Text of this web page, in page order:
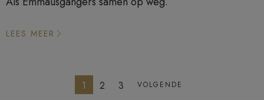
LEES MEER
1 2 3 VOLGENDE